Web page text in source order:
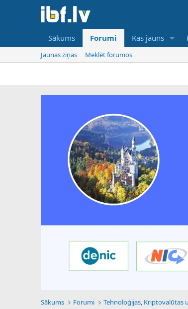
Sākums Forumi Kas jauns
Jaunas ziņas Meklēt forumos
Sākums Forumi